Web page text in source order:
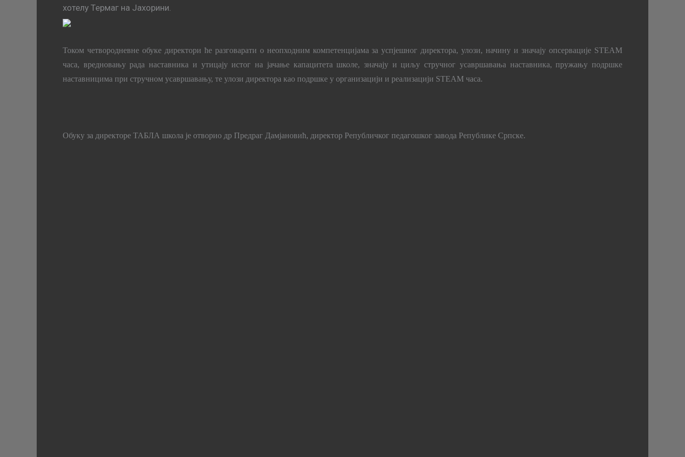
хотелу Термаг на Јахорини.
Током четвородневне обуке директори ће разговарати о неопходним компетенцијама за успјешног директора, улози, начину и значају опсервације STEAM
часа, вредновању рада наставника и утицају истог на јачање капацитета школе, значају и циљу стручног усавршавања наставника, пружању подршке
наставницима при стручном усавршавању, те улози директора као подршке у организацији и реализацији STEAM часа.
Обуку за директоре ТАБЛА школа је отворио др Предраг Дамјановић, директор Републичког педагошког завода Републике Српске.